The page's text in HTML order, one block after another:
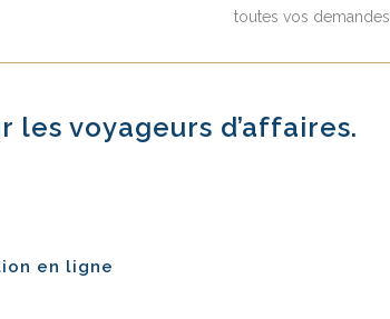
toutes vos demandes.
les voyageurs d’affaires.
en ligne